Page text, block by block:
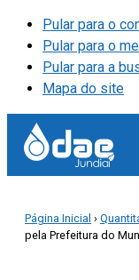
Pular para o
Pular para o
Pular para a
Mapa do site
Página Inicial ›
pela Prefeitura do